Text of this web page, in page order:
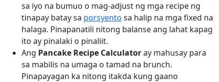
sa iyo na bumuo o mag-adjust ng mga recipe ng
tinapay batay sa porsyento sa halip na mga fixed na
halaga. Pinapanatili nitong balanse ang lahat kapag
ito ay pinalaki o pinaliit.
Ang Pancake Recipe Calculatoray mahusay para
sa mabilis na umaga o tamad na brunch.
Pinapayagan ka nitong itakda kung gaano